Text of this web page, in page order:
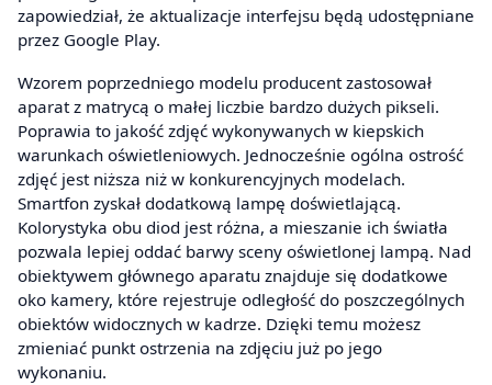
zapowiedział, że aktualizacje interfejsu będą udostępniane
przez Google Play.
Wzorem poprzedniego modelu producent zastosował
aparat z matrycą o małej liczbie bardzo dużych pikseli.
Poprawia to jakość zdjęć wykonywanych w kiepskich
warunkach oświetleniowych. Jednocześnie ogólna ostrość
zdjęć jest niższa niż w konkurencyjnych modelach.
Smartfon zyskał dodatkową lampę doświetlającą.
Kolorystyka obu diod jest różna, a mieszanie ich światła
pozwala lepiej oddać barwy sceny oświetlonej lampą. Nad
obiektywem głównego aparatu znajduje się dodatkowe
oko kamery, które rejestruje odległość do poszczególnych
obiektów widocznych w kadrze. Dzięki temu możesz
zmieniać punkt ostrzenia na zdjęciu już po jego
wykonaniu.